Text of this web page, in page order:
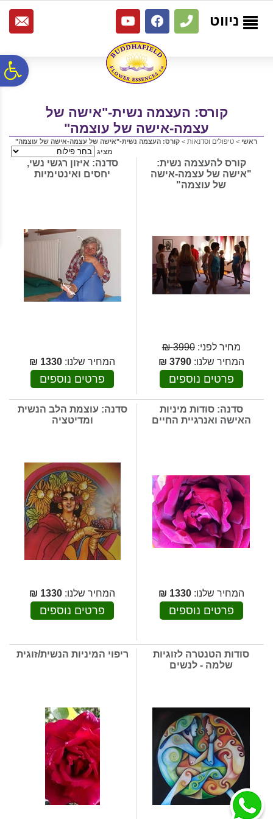
נגישות
אתר
המרכזי
ניווט
קורס: העצמה נשית-"אישה של
עצמה-אישה של עוצמה"
ראשי > טיפולים וסדנאות > קורס: העצמה נשית-"אישה של עצמה-אישה של עוצמה"
מציג
קורס להעצמה נשית:
"אישה של עצמה-אישה
של עוצמה"
מחיר לפני:3990 ₪
המחיר שלנו:3790
₪
פרטים נוספים
סדנה: איזון רגשי נשי,
יחסים ואינטימיות
המחיר שלנו: 1330
₪
פרטים נוספים
סדנה: סודות מיניות
האישה ואנרגיית החיים
המחיר שלנו:1330
₪
פרטים נוספים
סדנה: עוצמת הלב הנשית
ומדיטציה
המחיר שלנו: 1330
₪
פרטים נוספים
סודות הטנטרה לזוגיות
שלמה - לנשים
ריפוי המיניות הנשית/זוגית